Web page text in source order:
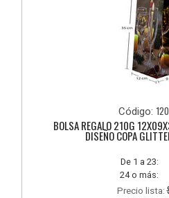
Código:
BOLSA REGALO 210G
DISEÑO COPA
De 1 a 23:
24 o más:
Precio lista: